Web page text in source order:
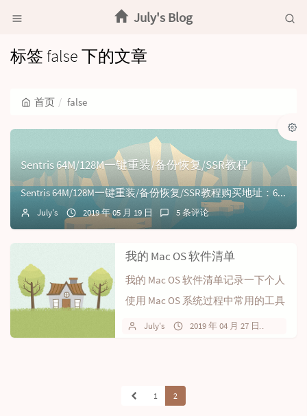
July's Blog
标签 false 下的文章
首页 false
Sentris 64M/128M一键重装/备份恢复/SSR教程
Sentris 64M/128M一键重装/备份恢复/SSR教程购买地址：6刀三年安装Alpine你可以通过如下脚本将VPS上现有的linux系统一键转换为...
July's 2019 年 05 月 19 日 5 条评论
我的 Mac OS 软件清单
我的 Mac OS 软件清单记录一下个人
使用 Mac OS 系统过程中常用的工具
和应用也借这个机会给刚开...
July's 2019 年 04 月 27 日
1 2